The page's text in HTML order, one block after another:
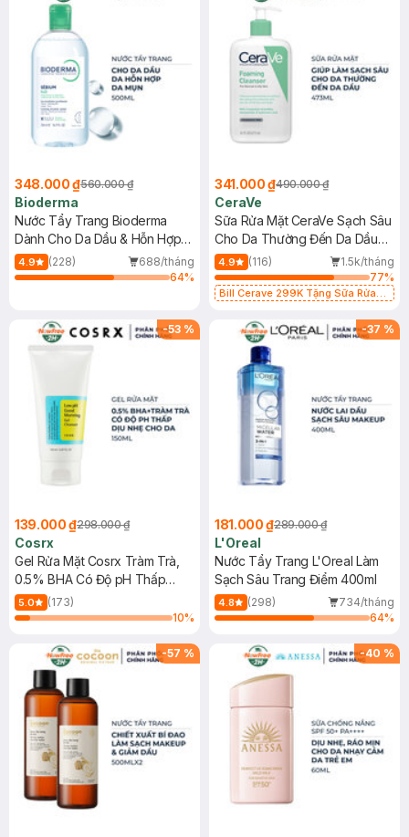
348.000 ₫560.000 ₫
Bioderma
Nước Tẩy Trang Bioderma
Dành Cho Da Dầu & Hỗn Hợp
500ml
4.9 (228)
688/tháng
64%
341.000 ₫490.000 ₫
CeraVe
Sữa Rửa Mặt CeraVe Sạch Sâu
Cho Da Thường Đến Da Dầu
473ml
4.9 (116)
1.5k/tháng
77%
Bill Cerave 299K Tặng Sữa Rửa
-53 %
139.000 ₫298.000 ₫
Cosrx
Gel Rửa Mặt Cosrx Tràm Trà,
0.5% BHA Có Độ pH Thấp
150ml
5.0
(173)
10%
-37 %
181.000 ₫289.000 ₫
L'Oreal
Nước Tẩy Trang L'Oreal Làm
Sạch Sâu Trang Điểm 400ml
4.8 (298)
734/tháng
64%
-57 % -40 %